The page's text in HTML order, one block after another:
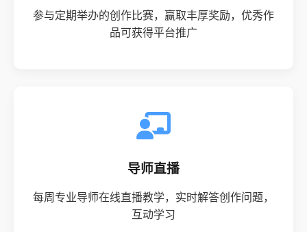
参与定期举办的创作比赛，赢取丰厚奖励，优秀作
品可获得平台推广
导师直播
每周专业导师在线直播教学，实时解答创作问题，
互动学习